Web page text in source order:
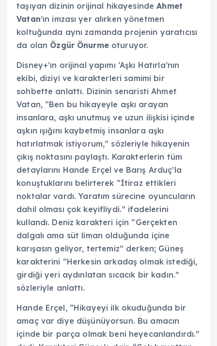
taşıyan dizinin orijinal hikayesindeAhmet
Vatan’ın imzası yer alırken yönetmen
koltuğunda aynı zamanda projenin yaratıcısı
da olan Özgür Önurmeoturuyor.
Disney+’ın orijinal yapımı ‘Aşkı Hatırla’nın
ekibi, diziyi ve karakterleri samimi bir
sohbette anlattı. Dizinin senaristi Ahmet
Vatan, “Ben bu hikayeyle aşkı arayan
insanlara, aşkı unutmuş ve uzun ilişkisi içinde
aşkın ışığını kaybetmiş insanlara aşkı
hatırlatmak istiyorum,” sözleriyle hikayenin
çıkış noktasını paylaştı. Karakterlerin tüm
detaylarını Hande Erçel ve Barış Arduç’la
konuştuklarını belirterek “İtiraz ettikleri
noktalar vardı. Yaratım sürecine oyuncuların
dahil olması çok keyifliydi.” ifadelerini
kullandı. Deniz karakteri için “Gerçekten
dalgalı ama süt liman olduğunda içine
karışasın geliyor, tertemiz” derken; Güneş
karakterini “Herkesin arkadaş olmak istediği,
girdiği yeri aydınlatan sıcacık bir kadın.”
sözleriyle anlattı.
Hande Erçel, “Hikayeyi ilk okuduğunda bir
amaç var diye düşünüyorsun. Bu amacın
içinde bir parça olmak beni heyecanlandırdı.”